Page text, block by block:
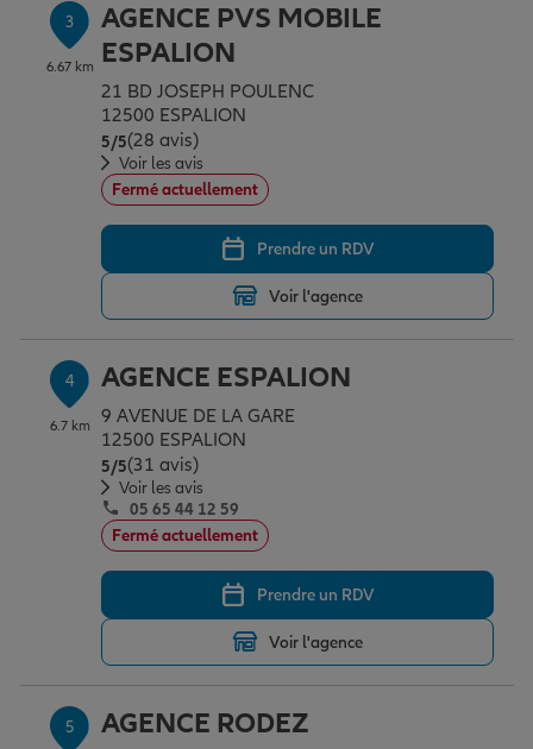
Assurance scolaire
Protection juridique
Retraite
Tous nos devis d'assurance
3
6.67 km
AGENCE PVS MOBILE
ESPALION
21 BD JOSEPH POULENC
12500 ESPALION
5/5Note de 5 sur 5
(28 avis)
Voir les avis
Fermé actuellement
Prendre un RDV
Voir l'agence
4
6.7 km
AGENCE ESPALION
9 AVENUE DE LA GARE
12500 ESPALION
5/5Note de 5 sur 5
(31 avis)
Voir les avis
05 65 44 12 59
Fermé actuellement
Prendre un RDV
Voir l'agence
5 AGENCE RODEZ